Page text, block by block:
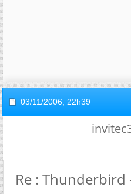
03/11/2006, 22h39
Re : Thunderbird